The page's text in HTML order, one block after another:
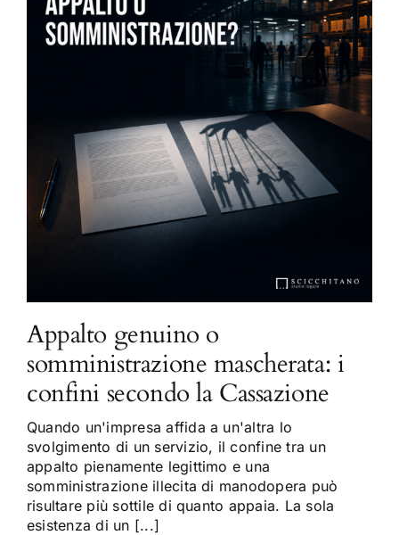
Appalto genuino o
somministrazione mascherata: i
confini secondo la Cassazione
Quando un'impresa affida a un'altra lo
svolgimento di un servizio, il confine tra un
appalto pienamente legittimo e una
somministrazione illecita di manodopera può
risultare più sottile di quanto appaia. La sola
esistenza di un [...]